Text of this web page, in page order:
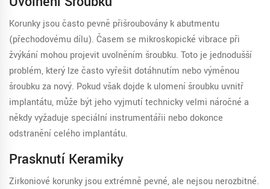
Korunky jsou často pevně přišroubovány k abutmentu
(přechodovému dílu). Časem se mikroskopické vibrace při
žvýkání mohou projevit uvolněním šroubku. Toto je jednodušší
problém, který lze často vyřešit dotáhnutím nebo výměnou
šroubku za nový. Pokud však dojde k ulomení šroubku uvnitř
implantátu, může být jeho vyjmutí technicky velmi náročné a
někdy vyžaduje speciální instrumentářii nebo dokonce
odstranění celého implantátu.
Prasknutí Keramiky
Zirkoniové korunky jsou extrémně pevné, ale nejsou nerozbitné.